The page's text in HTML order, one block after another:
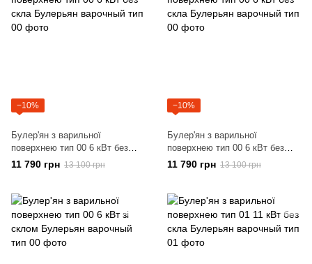
−10%
Булер'ян з варильної
поверхнею тип 00 6 кВт без
скла
11 790 грн 13 100 грн
−10%
Булер'ян з варильної
поверхнею тип 00 6 кВт без
скла
11 790 грн 13 100 грн